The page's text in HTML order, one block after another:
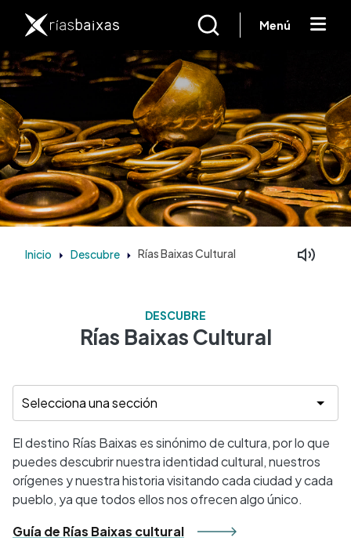
Menú
Inicio Descubre Rías Baixas Cultural
DESCUBRE
Rías Baixas Cultural
El destino Rías Baixas es sinónimo de cultura, por lo que
puedes descubrir nuestra identidad cultural, nuestros
orígenes y nuestra historia visitando cada ciudad y cada
pueblo, ya que todos ellos nos ofrecen algo único.
Guía de Rías Baixas cultural